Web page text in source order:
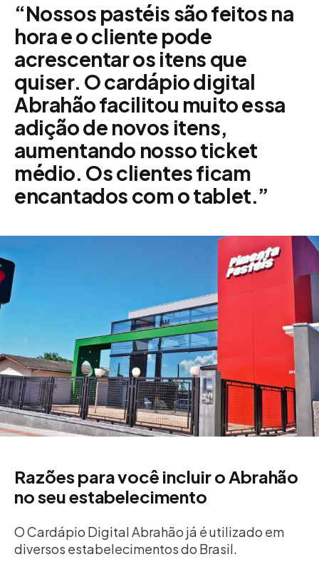
“Nossos pastéis são feitos na
hora e o cliente pode
acrescentar os itens que
quiser. O cardápio digital
Abrahão facilitou muito essa
adição de novos itens,
aumentando nosso ticket
médio. Os clientes ficam
encantados com o tablet.”
Razões para você incluir o Abrahão
no seu estabelecimento
O Cardápio Digital Abrahão já é utilizado em
diversos estabelecimentos do Brasil.